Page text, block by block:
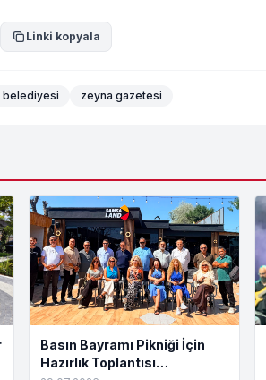
Linki kopyala
belediyesi zeyna gazetesi
Basın Bayramı Pikniği İçin
Hazırlık Toplantısı